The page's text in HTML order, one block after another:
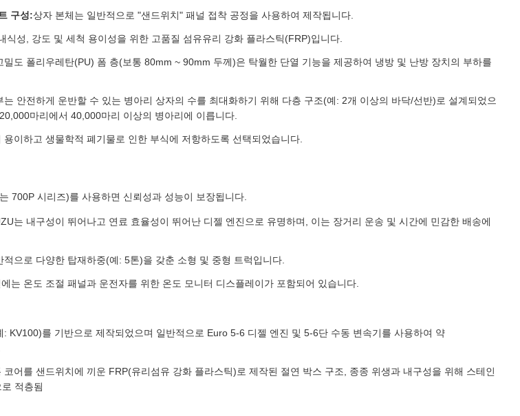
구성:상자 본체는 일반적으로 "샌드위치" 패널 접착 공정을 사용하여 제작됩니다.
식성, 강도 및 세척 용이성을 위한 고품질 섬유유리 강화 플라스틱(FRP)입니다.
밀도 폴리우레탄(PU) 폼 층(보통 80mm ~ 90mm 두께)은 탁월한 단열 기능을 제공하여 냉방 및 난방 장치의 부하를
는 안전하게 운반할 수 있는 병아리 상자의 수를 최대화하기 위해 다층 구조(예: 2개 이상의 바닥/선반)로 설계되었으
마리에서 40,000마리 이상의 병아리에 이릅니다.
용이하고 생물학적 폐기물로 인한 부식에 저항하도록 선택되었습니다.
700P 시리즈)를 사용하면 신뢰성과 성능이 보장됩니다.
는 내구성이 뛰어나고 연료 효율성이 뛰어난 디젤 엔진으로 유명하며, 이는 장거리 운송 및 시간에 민감한 배송에
적으로 다양한 탑재하중(예: 5톤)을 갖춘 소형 및 중형 트럭입니다.
는 온도 조절 패널과 운전자를 위한 온도 모니터 디스플레이가 포함되어 있습니다.
: KV100)를 기반으로 제작되었으며 일반적으로 Euro 5-6 디젤 엔진 및 5-6단 수동 변속기를 사용하여 약
어를 샌드위치에 끼운 FRP(유리섬유 강화 플라스틱)로 제작된 절연 박스 구조, 종종 위생과 내구성을 위해 스테인
적층됨